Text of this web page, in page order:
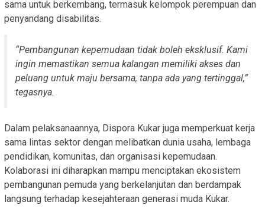
sama untuk berkembang, termasuk kelompok perempuan dan
penyandang disabilitas.
“Pembangunan kepemudaan tidak boleh eksklusif. Kami
ingin memastikan semua kalangan memiliki akses dan
peluang untuk maju bersama, tanpa ada yang tertinggal,”
tegasnya.
Dalam pelaksanaannya, Dispora Kukar juga memperkuat kerja
sama lintas sektor dengan melibatkan dunia usaha, lembaga
pendidikan, komunitas, dan organisasi kepemudaan.
Kolaborasi ini diharapkan mampu menciptakan ekosistem
pembangunan pemuda yang berkelanjutan dan berdampak
langsung terhadap kesejahteraan generasi muda Kukar.